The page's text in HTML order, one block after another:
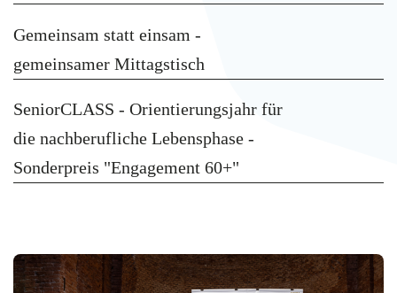
Gemeinsam statt einsam -
gemeinsamer Mittagstisch
SeniorCLASS - Orientierungsjahr für
die nachberufliche Lebensphase -
Sonderpreis "Engagement 60+"